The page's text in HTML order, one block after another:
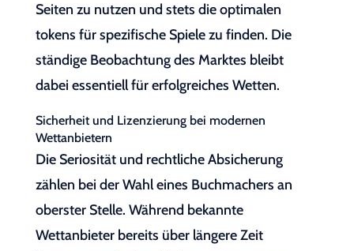
Seiten zu nutzen und stets die optimalen
tokens für spezifische Spiele zu finden. Die
ständige Beobachtung des Marktes bleibt
dabei essentiell für erfolgreiches Wetten.
Sicherheit und Lizenzierung bei modernen
Wettanbietern
Die Seriosität und rechtliche Absicherung
zählen bei der Wahl eines Buchmachers an
oberster Stelle. Während bekannte
Wettanbieter bereits über längere Zeit